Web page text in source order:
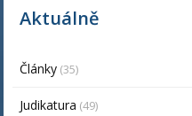
Aktuálně
Články (35)
Judikatura (49)